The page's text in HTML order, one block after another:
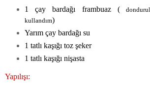
1 çay bardağı frambuaz (
kullandım)
Yarım çay bardağı su
1 tatlı kaşığı toz şeker
1 tatlı kaşığı nişasta
Yapılışı: